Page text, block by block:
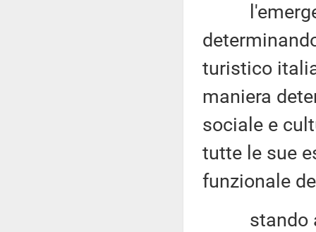
turistico
maniera
sociale e
tutte le sue
funzionale
stando